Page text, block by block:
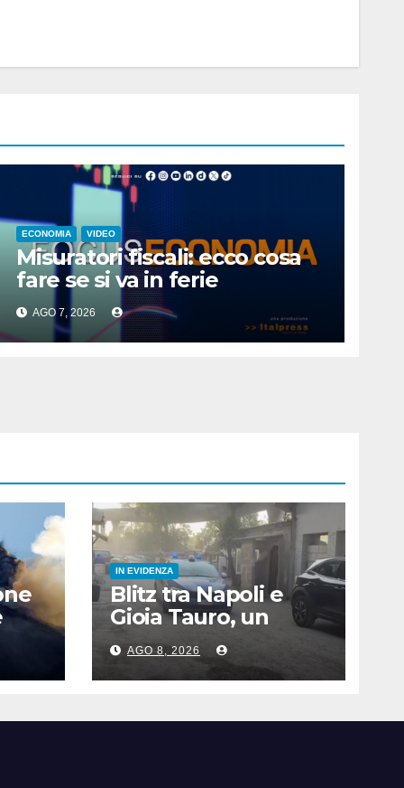
ECONOMIA VIDEO
Misuratori fiscali: ecco cosa
fare se si va in ferie
AGO 7, 2026
i
IN EVIDENZA
Blitz tra Napoli e
Gioia Tauro, un
arresto e 23
denunce
AGO 8, 2026